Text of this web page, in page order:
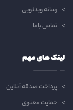
رسانه ویدئویی
تماس باما
لینک های مهم
پرداخت صدقه آنلاین
حمایت معنوی